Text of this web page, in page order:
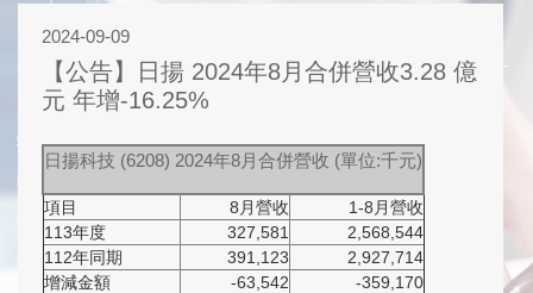
2024-09-09
【公告】日揚 2024年8月合併營收3.28 億
元 年增-16.25%
日揚科技 (6208) 2024年8月合併營收 (單位:千元)
項目 8月營收
1-8月營收
113年度
327,581
2,568,544
112年同期
391,123
2,927,714
增減金額
-63,542
-359,170